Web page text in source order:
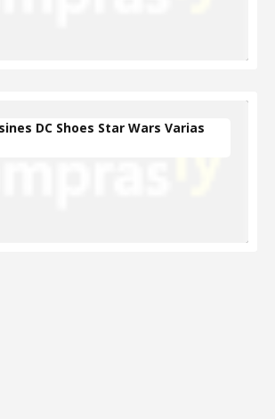
DC Shoes Star Wars Varias